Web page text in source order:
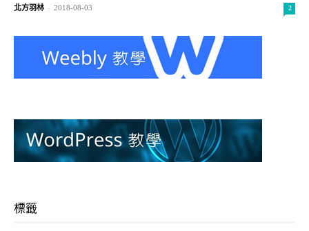
北方羽林 - 2018-08-03 2
標籤